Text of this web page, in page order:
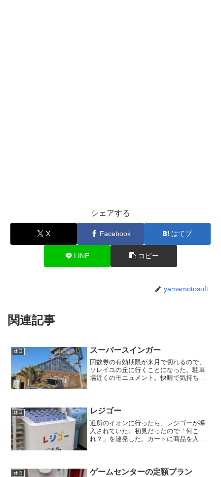
シェアする
X Facebook はてブ
LINE コピー
yamamotosoft
関連記事
休日 スーパースインガー
回数券の有効期限が来月で切れるので、
ソレイユの丘に行くことになった。駐車
場近くのモニュメント。快晴で気持ちの
多い油淋鶏定食1,200...
休日 レジゴー
近所のイオンに行ったら、レジゴーが導
入されていた。初見だったので「何こ
れ？」を連発した。カートに商品を入れ
せておけるのでレジが混まない...
休日 ゲームセンターの定額プラン